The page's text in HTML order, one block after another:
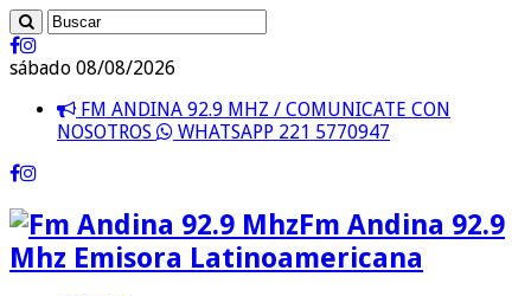
sábado 08/08/2026
FM ANDINA 92.9 MHZ / COMUNICATE CON
NOSOTROS
WHATSAPP 221 5770947
Fm Andina 92.9
Mhz Emisora Latinoamericana